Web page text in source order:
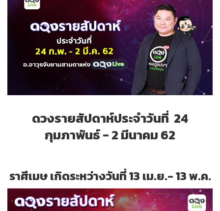
ดวงรายสัปดาห์ประจำวันที่ 24
กุมภาพันธ์ - 2 มีนาคม 62
ราศีเมษ เกิดระหว่างวันที่ 13 เม.ย.- 13 พ.ค.